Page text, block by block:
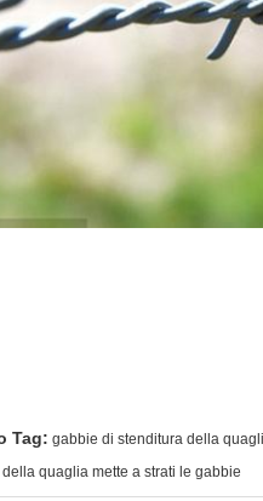
Tag: gabbie di stenditura della
quaglia mette a strati le gabbie